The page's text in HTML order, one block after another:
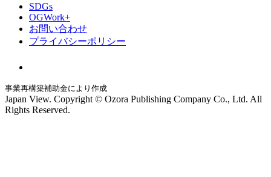
SDGs
OGWork+
お問い合わせ
プライバシーポリシー
事業再構築補助金により作成
Japan View. Copyright © Ozora Publishing Company Co., Ltd. All
Rights Reserved.